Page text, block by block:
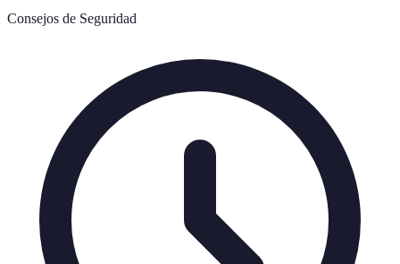
Consejos de Seguridad